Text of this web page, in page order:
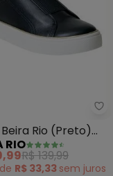
(Bege) em
Rio (Preto)
RIO
R$ 139,99
de R$ 33,33 sem juros